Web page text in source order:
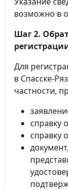
возможно в
Шаг 2.
Для
в Спасске-
частности,
справку
справку